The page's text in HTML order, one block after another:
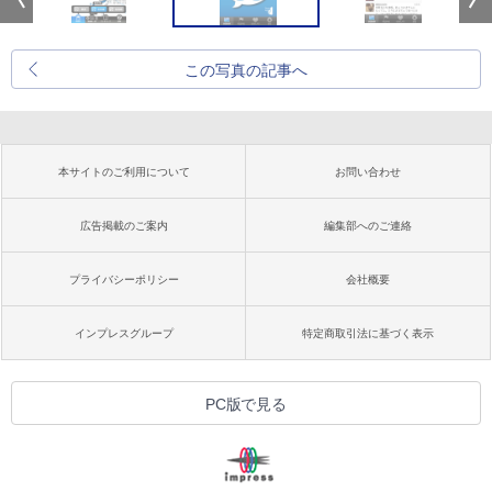
この写真の記事へ
本サイトのご利用について お問い合わせ
広告掲載のご案内 編集部へのご連絡
プライバシーポリシー 会社概要
インプレスグループ 特定商取引法に基づく表示
PC版で見る